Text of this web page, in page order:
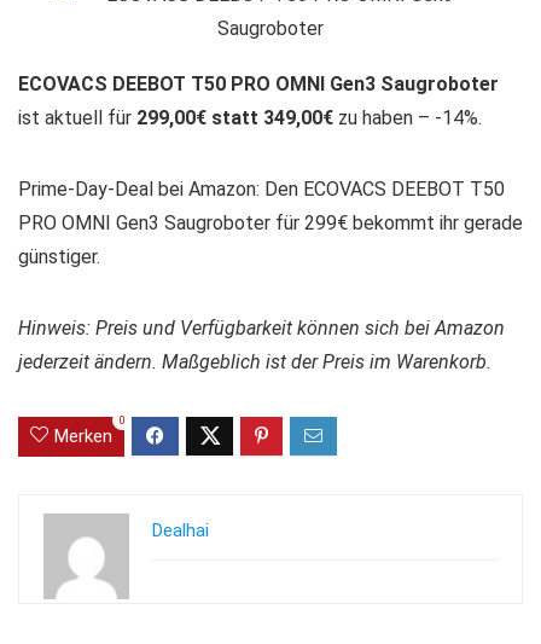
ECOVACS DEEBOT T50 PRO OMNI Gen3 Saugroboter
ist aktuell für 299,00€ statt 349,00€ zu haben – -14%.
Prime-Day-Deal bei Amazon: Den ECOVACS DEEBOT T50
PRO OMNI Gen3 Saugroboter für 299€ bekommt ihr gerade
günstiger.
Hinweis: Preis und Verfügbarkeit können sich bei Amazon
jederzeit ändern. Maßgeblich ist der Preis im Warenkorb.
Merken
0
Dealhai